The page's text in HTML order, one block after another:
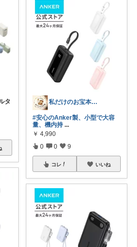
タ
私だけのお宝本舗🍀経由購入いつも感謝！
#安心のAnker製、小型で大容
量、機内持 ...
￥ 4,990
0 0 9
コレ いいね